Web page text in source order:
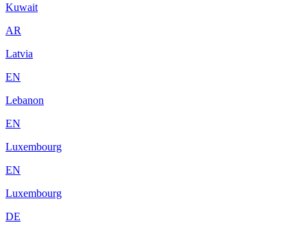
Kuwait
AR
Latvia
EN
Lebanon
EN
Luxembourg
EN
Luxembourg
DE